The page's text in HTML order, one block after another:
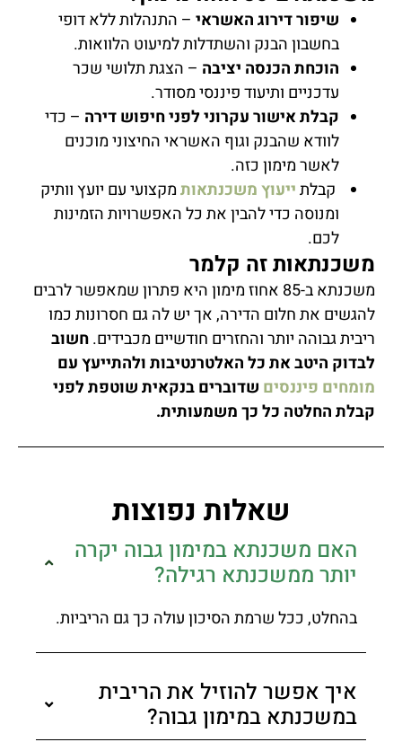
שיפור דירוג האשראי – התנהלות ללא דופי
בחשבון הבנק והשתדלות למיעוט הלוואות.
הוכחת הכנסה יציבה – הצגת תלושי שכר
עדכניים ותיעוד פיננסי מסודר.
קבלת אישור עקרוני לפני חיפוש דירה – כדי
לוודא שהבנק וגוף האשראי החיצוני מוכנים
לאשר מימון כזה.
קבלת ייעוץ משכנתאותמקצועי עם יועץ וותיק
ומנוסה כדי להבין את כל האפשרויות הזמינות
לכם.
משכנתאות זה קלמר
משכנתא ב-85 אחוז מימון היא פתרון שמאפשר לרבים
להגשים את חלום הדירה, אך יש לה גם חסרונות כמו
ריבית גבוהה יותר והחזרים חודשיים מכבידים.חשוב
לבדוק היטב את כל האלטרנטיבות ולהתייעץ עם
מומחים פיננסיםשדוברים בנקאית שוטפת לפני
קבלת החלטה כל כך משמעותית.
שאלות נפוצות
האם משכנתא במימון גבוה יקרה
יותר ממשכנתא רגילה?
בהחלט, ככל שרמת הסיכון עולה כך גם הריביות.
איך אפשר להוזיל את הריבית
במשכנתא במימון גבוה?